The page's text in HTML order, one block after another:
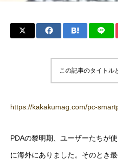
この記事のタイトル
https://kakakumag.com/pc-
PDAの黎明期、ユーザーたちが
に海外にありました。そのとき